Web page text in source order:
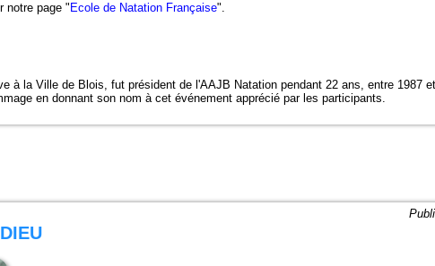
notre page "Ecole de Natation Française".
à la Ville de Blois, fut président de l'AAJB Natation pendant 22 ans, entre 1987
en donnant son nom à cet événement apprécié par les participants.